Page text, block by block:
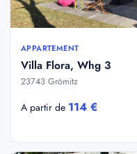
APPARTEMENT
Villa Flora, Whg 3
23743 Grömitz
A partir de 114 €